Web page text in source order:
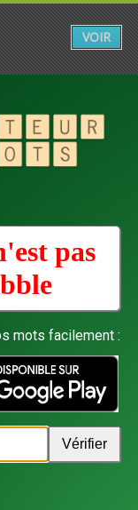
pas
mots facilement :
VOIR